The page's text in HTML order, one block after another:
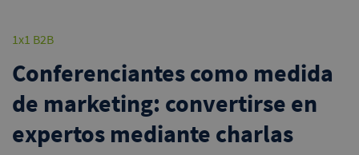
1x1 B2B
Conferenciantes como medida
de marketing: convertirse en
expertos mediante charlas